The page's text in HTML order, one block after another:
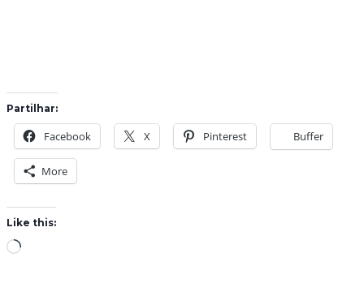
Partilhar:
Facebook X Pinterest Buffer
More
Like this:
L